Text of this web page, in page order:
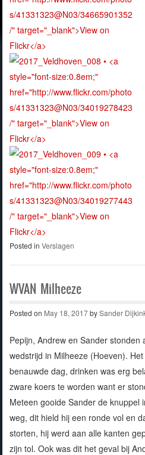
Posted in Verslagen
WVAN Milheeze
Posted on May 18, 2017bySander
Pepijn, Andrew en Sander stonden
wedstrijd in Milheeze (Hoeven).
benauwde dag, drinken was erg
zware koers te worden want er
Meteen gooide Sander de knuppel
weg, dit hield hij een ronde vol en
storten, hij werd aan alle kanten
zijn tol. Ook was dit het geval bij